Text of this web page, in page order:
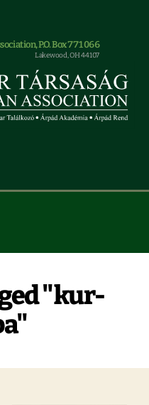
P.O. Box 771066
Lakewood, OH 44107
"kur-